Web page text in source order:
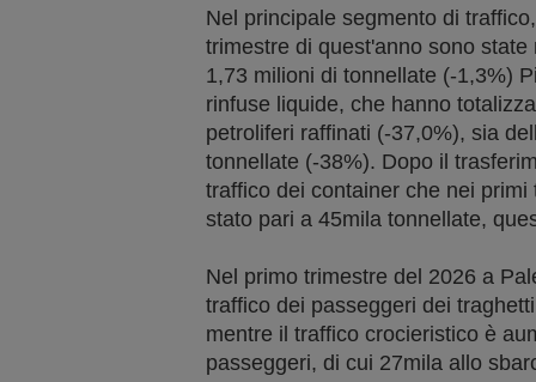
Nel principale segmento di
trimestre di quest'anno sono
1,73 milioni di tonnellate (-1,3%)
rinfuse liquide, che hanno
petroliferi raffinati (-37,0%), sia
tonnellate (-38%). Dopo il
traffico dei container che nei
stato pari a 45mila tonnellate,
Nel primo trimestre del 2026 a
traffico dei passeggeri dei
mentre il traffico crocieristico è
passeggeri, di cui 27mila allo